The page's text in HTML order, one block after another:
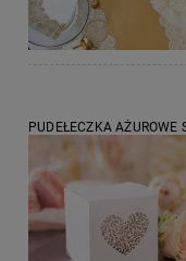
PUDEŁECZKA AŻUROWE